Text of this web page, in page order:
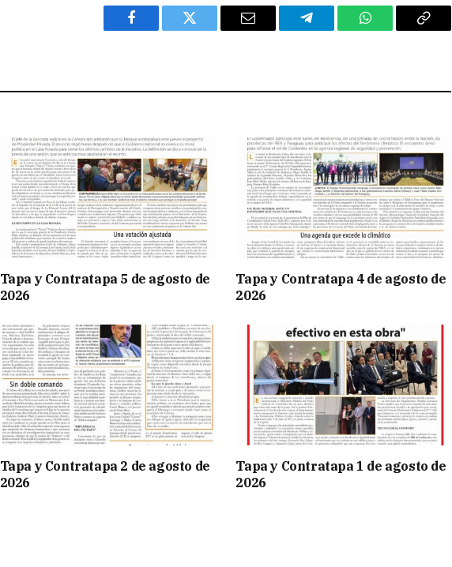
Facebook Twitter Email Telegram WhatsAppCopy
Tapa y Contratapa 5 de agosto de
2026
Tapa y Contratapa 4 de agosto de
2026
Tapa y Contratapa 2 de agosto de
2026
Tapa y Contratapa 1 de agosto de
2026